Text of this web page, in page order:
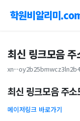
학원비알리미
최신 링크모음
xn--
최신 링크모음 주
메이저링크 바로가기